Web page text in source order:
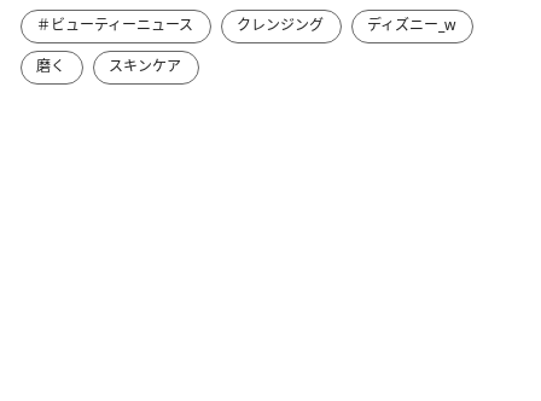
＃ビューティーニュース クレンジング
ディズニー_w
磨く
スキンケア